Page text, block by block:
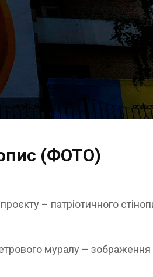
(ФОТО)
– патріотичного
муралу – зображення